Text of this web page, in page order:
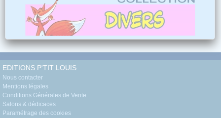
EDITIONS P'TIT LOUIS
Nous contacter
Mentions légales
Conditions Générales de Vente
Salons & dédicaces
Paramétrage des cookies